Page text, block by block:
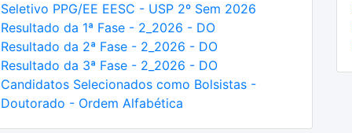
Seletivo PPG/EE EESC - USP 2º Sem 2026
Resultado da 1ª Fase - 2_2026 - DO
Resultado da 2ª Fase - 2_2026 - DO
Resultado da 3ª Fase - 2_2026 - DO
Candidatos Selecionados como Bolsistas -
Doutorado - Ordem Alfabética